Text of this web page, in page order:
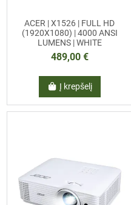
ACER | X1526 | FULL HD
(1920X1080) | 4000 ANSI
LUMENS | WHITE
489,00 €
Į krepšelį